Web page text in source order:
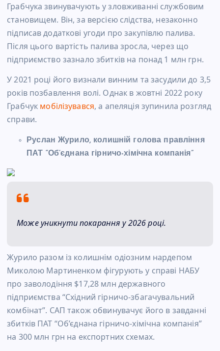
Грабчука звинувачують у зловживанні службовим
становищем. Він, за версією слідства, незаконно
підписав додаткові угоди про закупівлю палива.
Після цього вартість палива зросла, через що
підприємство зазнало збитків на понад 1 млн грн.
У 2021 році його визнали винним та засудили до 3,5
років позбавлення волі. Однак в жовтні 2022 року
Грабчук мобілізувався, а апеляція зупинила розгляд
справи.
Руслан Журило, колишній голова правління
ПАТ “Об’єднана гірничо-хімічна компанія”
Може уникнути покарання у 2026 році.
Журило разом із колишнім одіозним нардепом
Миколою Мартиненком фігурують у справі НАБУ
про заволодіння $17,28 млн державного
підприємства “Східний гірничо-збагачувальний
комбінат”. САП також обвинувачує його в завданні
збитків ПАТ “Об’єднана гірничо-хімічна компанія”
на 300 млн грн на експортних схемах.